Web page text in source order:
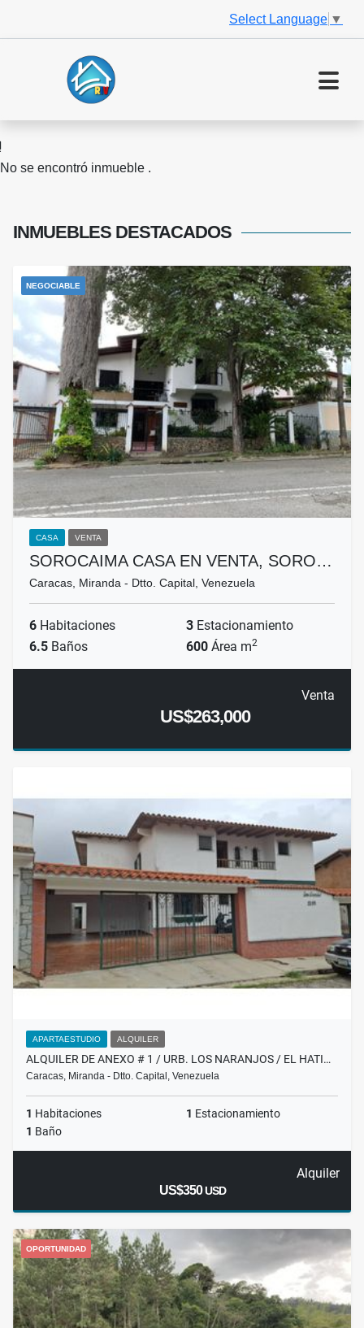
Select Language ▼
No se encontró inmueble .
INMUEBLES DESTACADOS
NEGOCIABLE
CASA VENTA
SOROCAIMA CASA EN VENTA, SORO…
Caracas, Miranda - Dtto. Capital, Venezuela
6 Habitaciones 3 Estacionamiento
6.5 Baños 600 Área m2
Venta
US$263,000
APARTAESTUDIO ALQUILER
ALQUILER DE ANEXO # 1 / URB. LOS NARANJOS / EL HATI…
Caracas, Miranda - Dtto. Capital, Venezuela
1 Habitaciones 1 Estacionamiento
1 Baño
Alquiler
US$350USD
OPORTUNIDAD